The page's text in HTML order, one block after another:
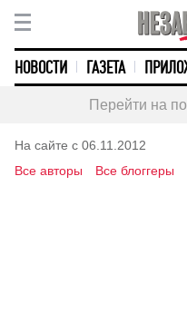
НОВОСТИ ГАЗЕТА
Перейти на
На сайте с 06.11.2012
Все авторы
Все блоггеры